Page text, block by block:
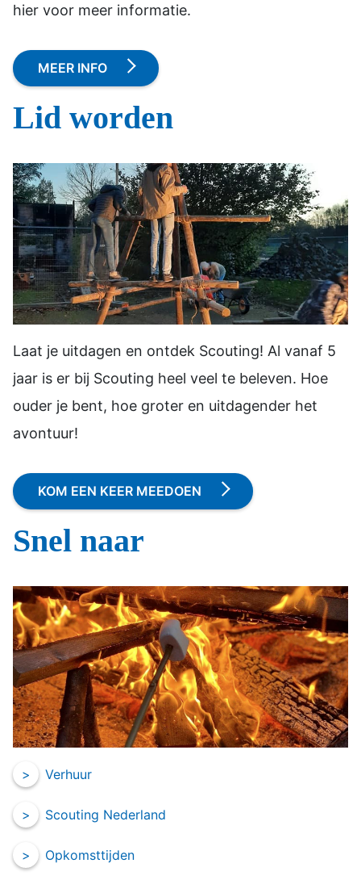
hier voor meer informatie.
MEER INFO
Lid worden
Laat je uitdagen en ontdek Scouting! Al vanaf 5
jaar is er bij Scouting heel veel te beleven. Hoe
ouder je bent, hoe groter en uitdagender het
avontuur!
KOM EEN KEER MEEDOEN
Snel naar
Verhuur
Scouting Nederland
Opkomsttijden